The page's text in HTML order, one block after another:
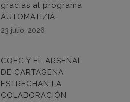
gracias al programa
AUTOMATIZIA
23 julio, 2026
COEC Y EL ARSENAL
DE CARTAGENA
ESTRECHAN LA
COLABORACIÓN